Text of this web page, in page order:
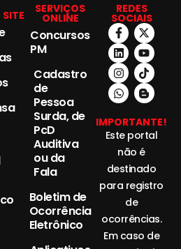
SERVIÇOS
ONLINE
Concursos
PM
Cadastro
de
Pessoa
Surda, de
PcD
Auditiva
ou da
Fala
Boletim de
Ocorrência
Eletrônico
REDES
SOCIAIS
IMPORTANTE!
Este portal
não é
destinado
para registro
de
ocorrências.
Em caso de